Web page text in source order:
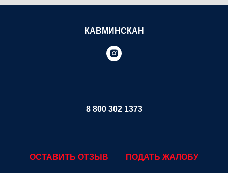
КАВМИНСКАН
8 800 302 1373
ОСТАВИТЬ ОТЗЫВ ПОДАТЬ ЖАЛОБУ